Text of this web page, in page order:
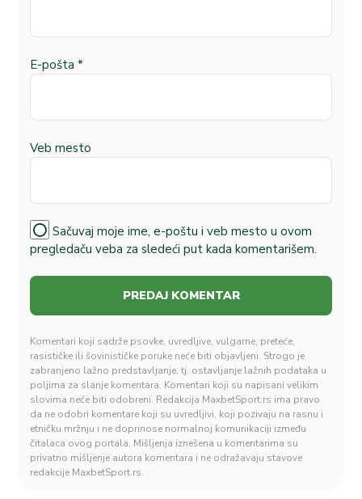
E-pošta *
Veb mesto
Sačuvaj moje ime, e-poštu i veb mesto u ovom
pregledaču veba za sledeći put kada komentarišem.
Komentari koji sadrže psovke, uvredljive, vulgarne, preteće,
rasističke ili šovinističke poruke neće biti objavljeni. Strogo je
zabranjeno lažno predstavljanje, tj. ostavljanje lažnih podataka u
poljima za slanje komentara. Komentari koji su napisani velikim
slovima neće biti odobreni. Redakcija MaxbetSport.rs ima pravo
da ne odobri komentare koji su uvredljivi, koji pozivaju na rasnu i
etničku mržnju i ne doprinose normalnoj komunikaciji između
čitalaca ovog portala. Mišljenja iznešena u komentarima su
privatno mišljenje autora komentara i ne odražavaju stavove
redakcije MaxbetSport.rs.